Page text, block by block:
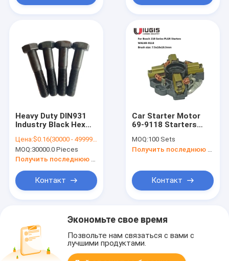
Heavy Duty DIN931
Industry Black Hex
Stock OEM Support
Цена:$0.16(30000 - 49999 Pieces) $0.15(>=50000 Pieces)
MOQ:30000.0 Pieces
Получить последнюю цену
Контакт
Car Starter Motor
69-9118 Starters
Holder For (1999-84)
Mercedes (Diesel)
MOQ:100 Sets
Контакт
Экономьте свое время
Позвольте нам связаться с вами с
лучшими продуктами.